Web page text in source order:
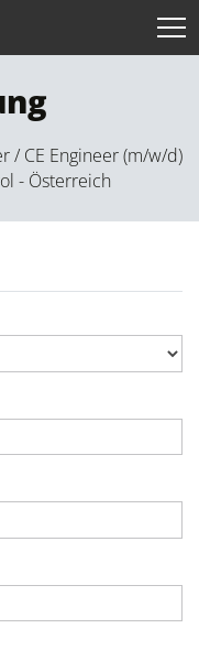
/ CE Engineer (m/w/d)
- Österreich